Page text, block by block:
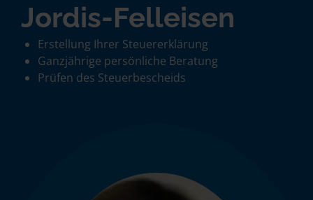
Jordis-Felleisen
Erstellung Ihrer Steuererklärung
Ganzjährige persönliche Beratung
Prüfen des Steuerbescheids